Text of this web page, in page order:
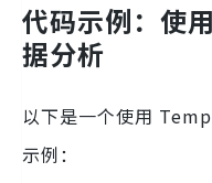
代码示例：使
据分析
以下是一个使用
示例：